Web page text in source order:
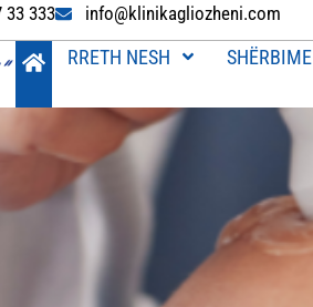
33 333 info@klinikagliozheni.com
RRETH NESH SHËRBIME